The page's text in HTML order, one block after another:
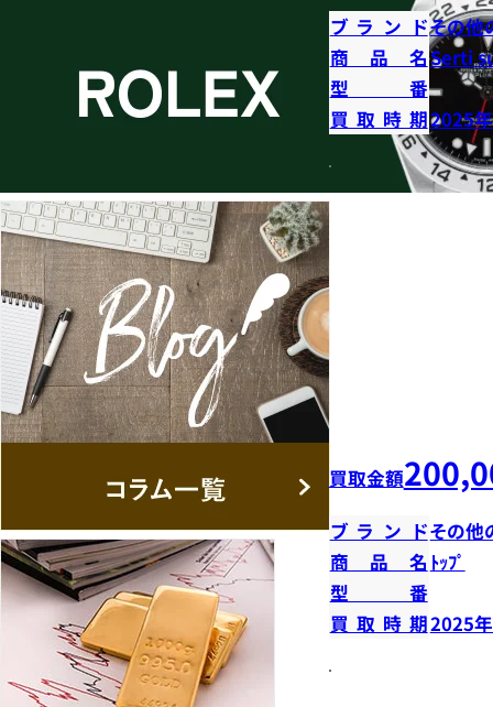
ブランドその他
商品名Serti
型番
買取時期2025
買取金額
ブランドその他
商品名 ﾄｯﾌﾟ
型番
買取時期2025